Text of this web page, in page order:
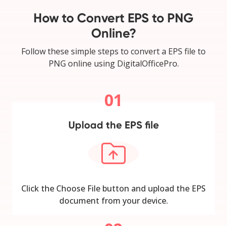
How to Convert EPS to PNG
Online?
Follow these simple steps to convert a EPS file to
PNG online using DigitalOfficePro.
01
Upload the EPS file
Click the Choose File button and upload the EPS
document from your device.